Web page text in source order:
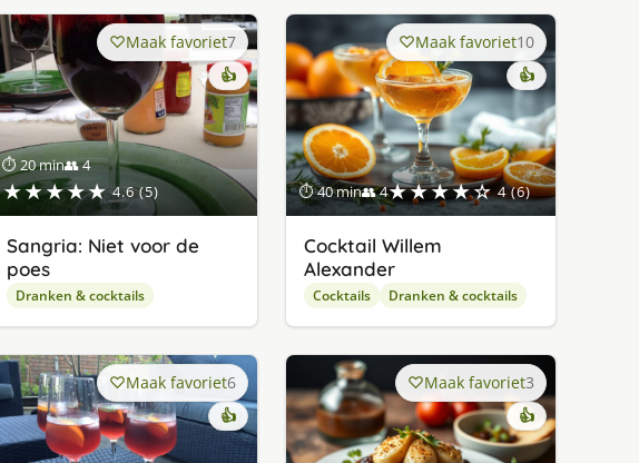
⏱ 20 min👥 4
★★★★★ 4.6 (5)
Maak favoriet7
👍
Sangria: Niet voor de
poes
Dranken & cocktails
⏱ 40 min👥 4★★★★☆ 4 (6)
Maak favoriet10
👍
Cocktail Willem
Alexander
Cocktails Dranken & cocktails
Maak favoriet6
👍
Maak favoriet3
👍